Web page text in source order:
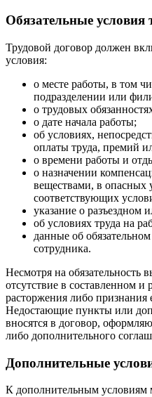
Обязательные условия
Трудовой договор должен
условия:
о месте работы, в том
подразделении или
о трудовых
о дате начала работы;
об условиях,
оплаты труда, премий
о времени работы и
о назначении
веществами, в опасных
соответствующих
указание о разъездном
об условиях труда на
данные об
сотрудника.
Несмотря на
отсутствие в составленном и
расторжения либо признания
Недостающие пункты или
вносятся в договор,
либо дополнительного
Дополнительные
К дополнительным условиям